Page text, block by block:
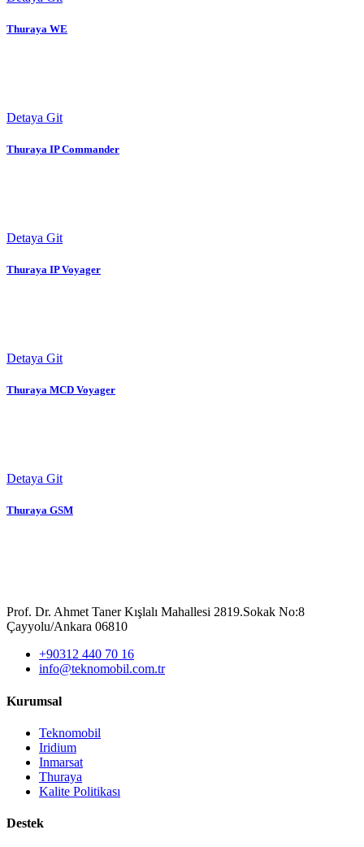
Thuraya WE
Detaya Git
Thuraya IP Commander
Detaya Git
Thuraya IP Voyager
Detaya Git
Thuraya MCD Voyager
Detaya Git
Thuraya GSM
Prof. Dr. Ahmet Taner Kışlalı Mahallesi 2819.Sokak No:8
Çayyolu/Ankara 06810
+90312 440 70 16
info@teknomobil.com.tr
Kurumsal
Teknomobil
Iridium
Inmarsat
Thuraya
Kalite Politikası
Destek